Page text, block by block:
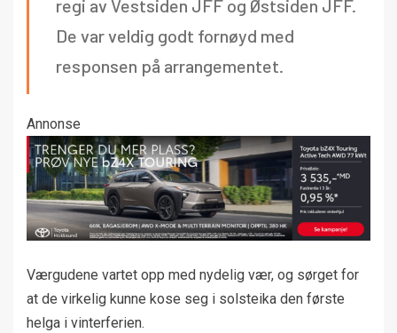
regi av Vestsiden JFF og Østsiden JFF.
De var veldig godt fornøyd med
responsen på arrangementet.
Annonse
Værgudene vartet opp med nydelig vær, og sørget for
at de virkelig kunne kose seg i solsteika den første
helga i vinterferien.